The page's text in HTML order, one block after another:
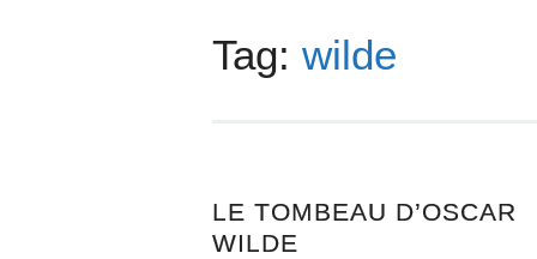
Tag: wilde
LE TOMBEAU D’OSCAR
WILDE